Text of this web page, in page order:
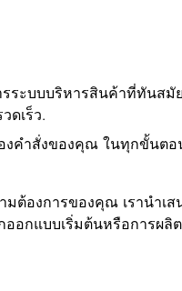
ะบบบริหารสินค้าที่ทันส
ดเร็ว.
คําสั่งของคุณ ในทุกขั้นตอ
องการของคุณ เรานําเ
แบบเริ่มต้นหรือการผลิต